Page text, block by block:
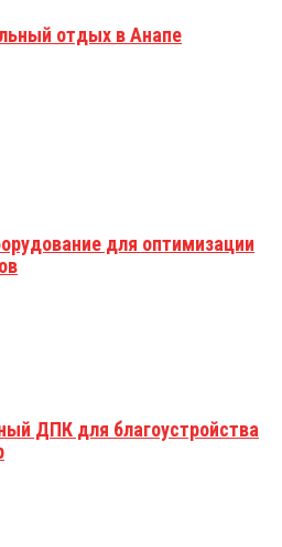
отдых в Анапе
для оптимизации
ДПК для благоустройства